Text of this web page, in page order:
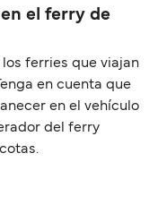
el ferry de
ferries que viajan
en cuenta que
en el vehículo
del ferry